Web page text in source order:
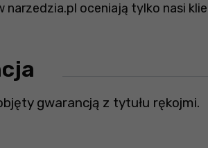
narzedzia.pl oceniają tylko nasi
gwarancją z tytułu rękojmi.